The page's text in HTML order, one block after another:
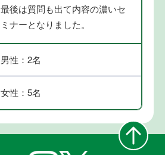
最後は質問も出て内容の濃いセ
ミナーとなりました。
男性：2名
女性：5名